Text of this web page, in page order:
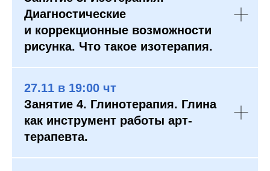
Диагностические
и коррекционные возможности
рисунка. Что такое изотерапия.
27.11 в 19:00 чт
Занятие 4. Глинотерапия. Глина
как инструмент работы арт-
терапевта.